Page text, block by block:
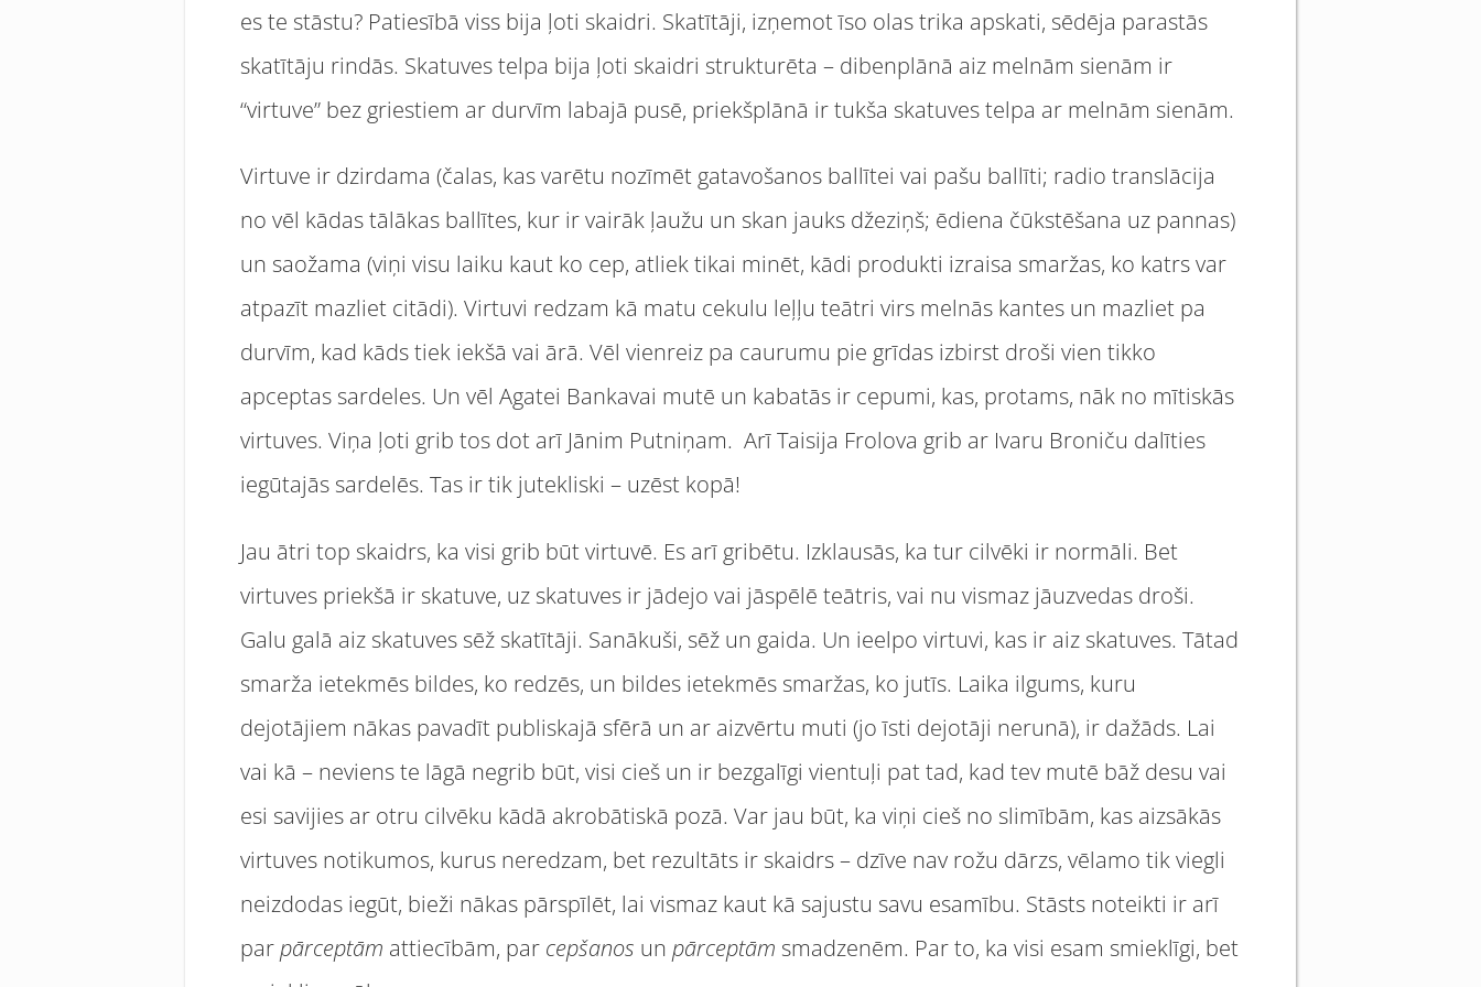
es te stāstu? Patiesībā viss bija ļoti skaidri. Skatītāji, izņemot īso olas trika apskati, sēdēja parastās
skatītāju rindās. Skatuves telpa bija ļoti skaidri strukturēta – dibenplānā aiz melnām sienām ir
“virtuve” bez griestiem ar durvīm labajā pusē, priekšplānā ir tukša skatuves telpa ar melnām sienām.
Virtuve ir dzirdama (čalas, kas varētu nozīmēt gatavošanos ballītei vai pašu ballīti; radio translācija
no vēl kādas tālākas ballītes, kur ir vairāk ļaužu un skan jauks džeziņš; ēdiena čūkstēšana uz pannas)
un saožama (viņi visu laiku kaut ko cep, atliek tikai minēt, kādi produkti izraisa smaržas, ko katrs var
atpazīt mazliet citādi). Virtuvi redzam kā matu cekulu leļļu teātri virs melnās kantes un mazliet pa
durvīm, kad kāds tiek iekšā vai ārā. Vēl vienreiz pa caurumu pie grīdas izbirst droši vien tikko
apceptas sardeles. Un vēl Agatei Bankavai mutē un kabatās ir cepumi, kas, protams, nāk no mītiskās
virtuves. Viņa ļoti grib tos dot arī Jānim Putniņam. Arī Taisija Frolova grib ar Ivaru Broniču dalīties
iegūtajās sardelēs. Tas ir tik jutekliski – uzēst kopā!
Jau ātri top skaidrs, ka visi grib būt virtuvē. Es arī gribētu. Izklausās, ka tur cilvēki ir normāli. Bet
virtuves priekšā ir skatuve, uz skatuves ir jādejo vai jāspēlē teātris, vai nu vismaz jāuzvedas droši.
Galu galā aiz skatuves sēž skatītāji. Sanākuši, sēž un gaida. Un ieelpo virtuvi, kas ir aiz skatuves. Tātad
smarža ietekmēs bildes, ko redzēs, un bildes ietekmēs smaržas, ko jutīs. Laika ilgums, kuru
dejotājiem nākas pavadīt publiskajā sfērā un ar aizvērtu muti (jo īsti dejotāji nerunā), ir dažāds. Lai
vai kā – neviens te lāgā negrib būt, visi cieš un ir bezgalīgi vientuļi pat tad, kad tev mutē bāž desu vai
esi savijies ar otru cilvēku kādā akrobātiskā pozā. Var jau būt, ka viņi cieš no slimībām, kas aizsākās
virtuves notikumos, kurus neredzam, bet rezultāts ir skaidrs – dzīve nav rožu dārzs, vēlamo tik viegli
neizdodas iegūt, bieži nākas pārspīlēt, lai vismaz kaut kā sajustu savu esamību. Stāsts noteikti ir arī
par pārceptām attiecībām, par cepšanos un pārceptām smadzenēm. Par to, ka visi esam smieklīgi, bet